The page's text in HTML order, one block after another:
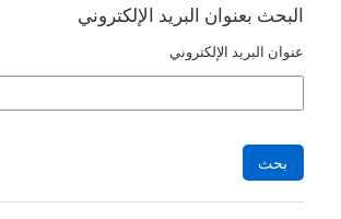
البحث بعنوان البريد الإلكتروني
عنوان البريد الإلكتروني